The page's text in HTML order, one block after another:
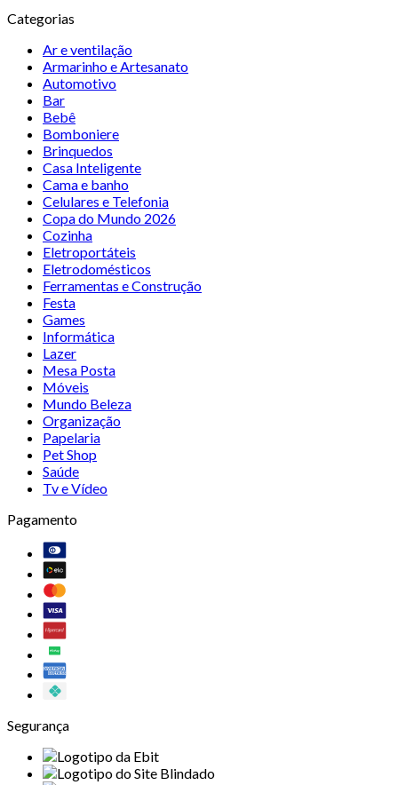
Categorias
Ar e ventilação
Armarinho e Artesanato
Automotivo
Bar
Bebê
Bomboniere
Brinquedos
Casa Inteligente
Cama e banho
Celulares e Telefonia
Copa do Mundo 2026
Cozinha
Eletroportáteis
Eletrodomésticos
Ferramentas e Construção
Festa
Games
Informática
Lazer
Mesa Posta
Móveis
Mundo Beleza
Organização
Papelaria
Pet Shop
Saúde
Tv e Vídeo
Pagamento
Segurança